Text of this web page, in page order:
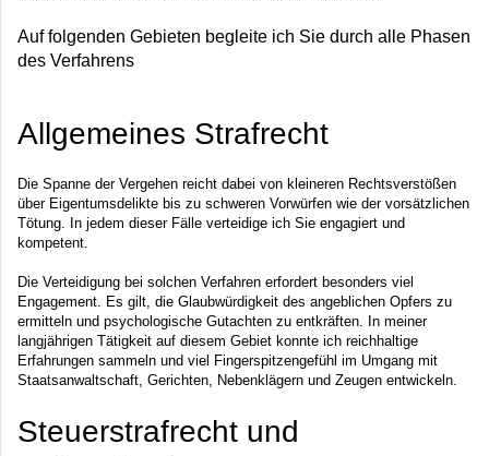
Auf folgenden Gebieten begleite ich Sie durch alle Phasen
des Verfahrens
Allgemeines Strafrecht
Die Spanne der Vergehen reicht dabei von kleineren Rechtsverstößen
über Eigentumsdelikte bis zu schweren Vorwürfen wie der vorsätzlichen
Tötung. In jedem dieser Fälle verteidige ich Sie engagiert und
kompetent.
Die Verteidigung bei solchen Verfahren erfordert besonders viel
Engagement. Es gilt, die Glaubwürdigkeit des angeblichen Opfers zu
ermitteln und psychologische Gutachten zu entkräften. In meiner
langjährigen Tätigkeit auf diesem Gebiet konnte ich reichhaltige
Erfahrungen sammeln und viel Fingerspitzengefühl im Umgang mit
Staatsanwaltschaft, Gerichten, Nebenklägern und Zeugen entwickeln.
Steuerstrafrecht und